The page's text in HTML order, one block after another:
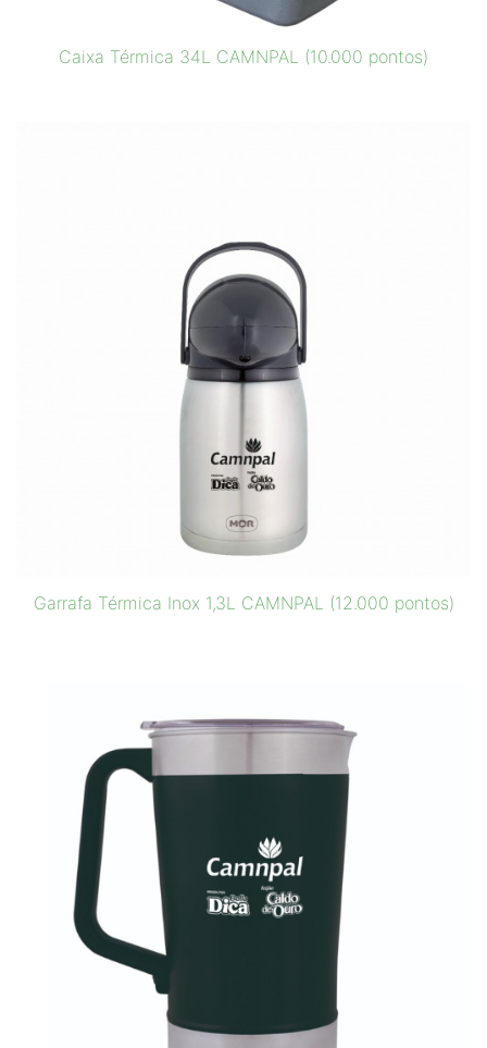
Caixa Térmica 34L CAMNPAL (10.000 pontos)
Garrafa Térmica Inox 1,3L CAMNPAL (12.000 pontos)